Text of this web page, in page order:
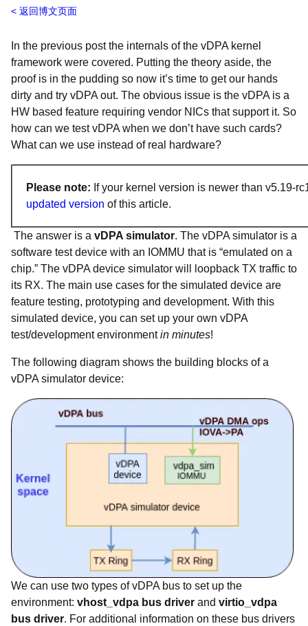
返回博文页面
In the previous post the internals of the vDPA kernel
framework were covered. Putting the theory aside, the
proof is in the pudding so now it’s time to get our hands
dirty and try vDPA out. The obvious issue is the vDPA is a
HW based feature requiring vendor NICs that support it. So
how can we test vDPA when we don’t have such cards?
What can we use instead of real hardware?
Please note: If your kernel version is newer than v5.19-
updated version of this article.
The answer is a vDPA simulator. The vDPA simulator is a
software test device with an IOMMU that is “emulated on a
chip.” The vDPA device simulator will loopback TX traffic to
its RX. The main use cases for the simulated device are
feature testing, prototyping and development. With this
simulated device, you can set up your own vDPA
test/development environmentin minutes!
The following diagram shows the building blocks of a
vDPA simulator device:
We can use two types of vDPA bus to set up the
environment: vhost_vdpa bus driver and virtio_vdpa
bus driver. For additional information on these bus drivers